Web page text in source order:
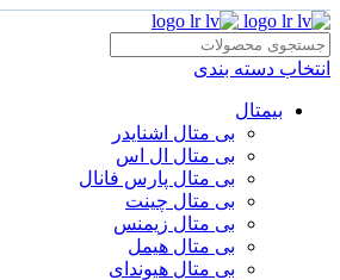
انتخاب دسته بندی
بیمتال
بی متال اشنایدر
بی متال ال اس
بی متال پارس فانال
بی متال چینت
بی متال زیمنس
بی متال هیمل
بی متال هیوندای